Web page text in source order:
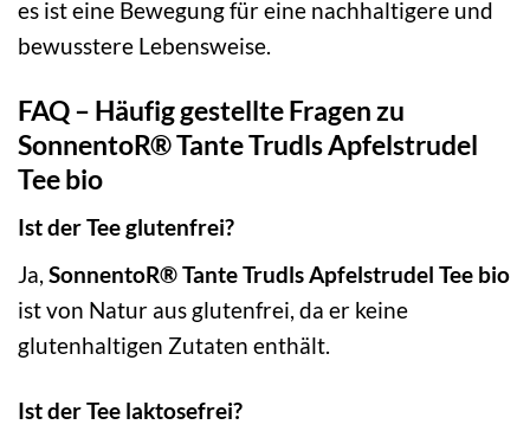
es ist eine Bewegung für eine nachhaltigere und
bewusstere Lebensweise.
FAQ – Häufig gestellte Fragen zu
SonnentoR® Tante Trudls Apfelstrudel
Tee bio
Ist der Tee glutenfrei?
Ja, SonnentoR® Tante Trudls Apfelstrudel Tee bio
ist von Natur aus glutenfrei, da er keine
glutenhaltigen Zutaten enthält.
Ist der Tee laktosefrei?